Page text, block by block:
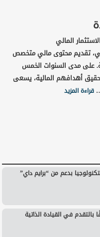
المالي
تقديم محتوى مالي متخصص
على مدى السنوات الخمس
أهدافهم المالية، يسعى
…قراءة المزيد
بدعم من “برايم داي”
في القيادة الذاتية